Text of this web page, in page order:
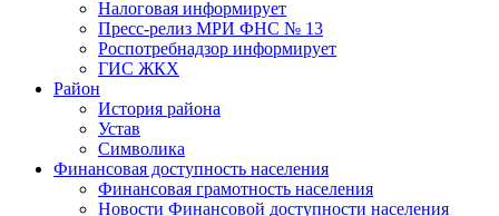
Налоговая информирует
Пресс-релиз МРИ ФНС № 13
Роспотребнадзор информирует
ГИС ЖКХ
Район
История района
Устав
Символика
Финансовая доступность населения
Финансовая грамотность населения
Новости Финансовой доступности населения